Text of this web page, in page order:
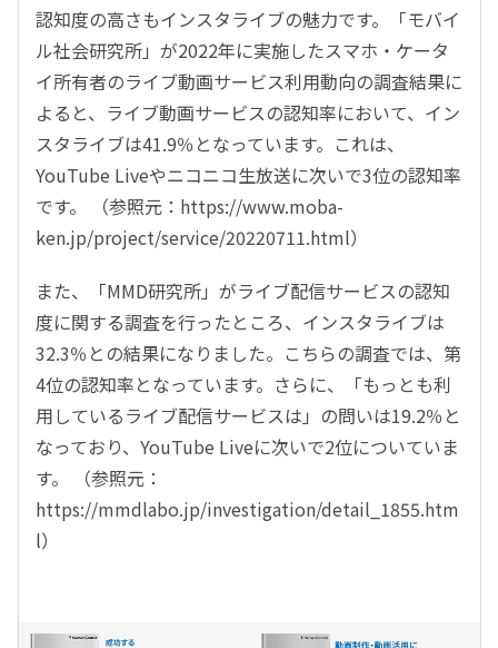
認知度の高さもインスタライブの魅力です。「モバイ
ル社会研究所」が2022年に実施したスマホ・ケータ
イ所有者のライブ動画サービス利用動向の調査結果に
よると、ライブ動画サービスの認知率において、イン
スタライブは41.9％となっています。これは、
YouTube Liveやニコニコ生放送に次いで3位の認知率
です。 （参照元：https://www.moba-
ken.jp/project/service/20220711.html）
また、「MMD研究所」がライブ配信サービスの認知
度に関する調査を行ったところ、インスタライブは
32.3％との結果になりました。こちらの調査では、第
4位の認知率となっています。さらに、「もっとも利
用しているライブ配信サービスは」の問いは19.2％と
なっており、YouTube Liveに次いで2位についていま
す。 （参照元：
https://mmdlabo.jp/investigation/detail_1855.htm
l）